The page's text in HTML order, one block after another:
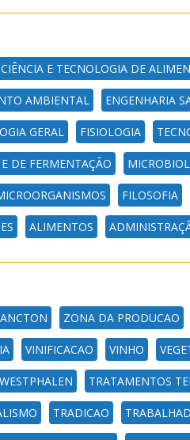
CIÊNCIA E TECNOLOGIA DE
AMBIENTAL ENGENHARIA
GERAL FISIOLOGIA
DE FERMENTAÇÃO
FILOSOFIA
ALIMENTOS
ZONA DA PRODUCAO
VINIFICACAO VINHO
TRATAMENTOS
TRADICAO